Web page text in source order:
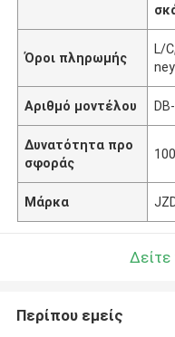
Όροι πληρωμής
L/
Αριθμό μοντέλου
Δυνατότητα προ
σφοράς
Μάρκα
Περίπου εμείς